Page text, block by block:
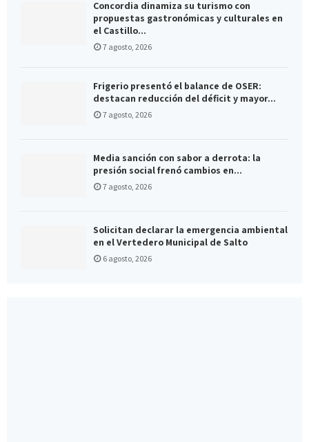
Concordia dinamiza su turismo con
propuestas gastronómicas y culturales en
el Castillo...
7 agosto, 2026
Frigerio presentó el balance de OSER:
destacan reducción del déficit y mayor...
7 agosto, 2026
Media sanción con sabor a derrota: la
presión social frenó cambios en...
7 agosto, 2026
Solicitan declarar la emergencia ambiental
en el Vertedero Municipal de Salto
6 agosto, 2026